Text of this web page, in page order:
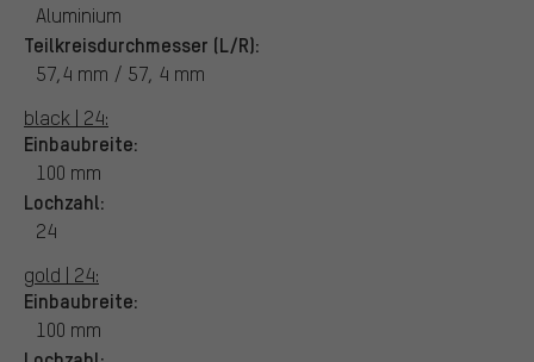
Aluminium
Teilkreisdurchmesser (L/R):
57,4 mm / 57, 4 mm
black | 24:
Einbaubreite:
100 mm
Lochzahl:
24
gold | 24:
Einbaubreite:
100 mm